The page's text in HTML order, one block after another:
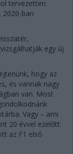
tervezetten
2020-ban
egy új
hogy az
és vannak nagy
van. Most
Vagy – ami
20 évvel ezelőtt:
az F1 első